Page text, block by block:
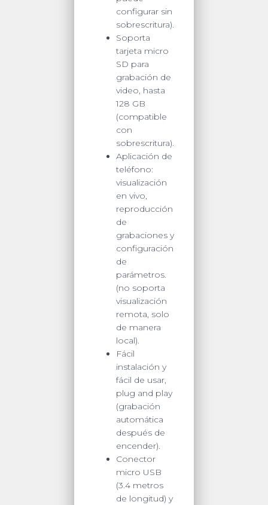
configurar sin
sobrescritura).
Soporta
tarjeta micro
SD para
grabación de
video, hasta
128 GB
(compatible
con
sobrescritura).
Aplicación de
teléfono:
visualización
en vivo,
reproducción
de
grabaciones y
configuración
de
parámetros.
(no soporta
visualización
remota, solo
de manera
local).
Fácil
instalación y
fácil de usar,
plug and play
(grabación
automática
después de
encender).
Conector
micro USB
(3.4 metros
de longitud) y